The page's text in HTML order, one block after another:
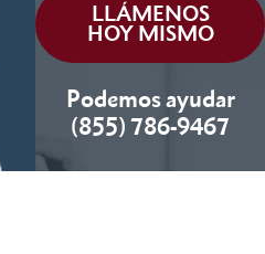
LLÁMENOS
HOY MISMO
Podemos ayudar
(855) 786-9467